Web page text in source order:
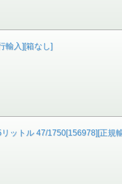
輸入][箱なし]
ットル 47/1750[156978][正規